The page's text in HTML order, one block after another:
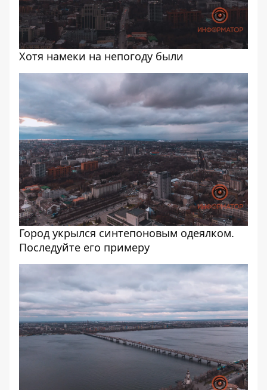
Хотя намеки на непогоду были
Город укрылся синтепоновым одеялком.
Последуйте его примеру